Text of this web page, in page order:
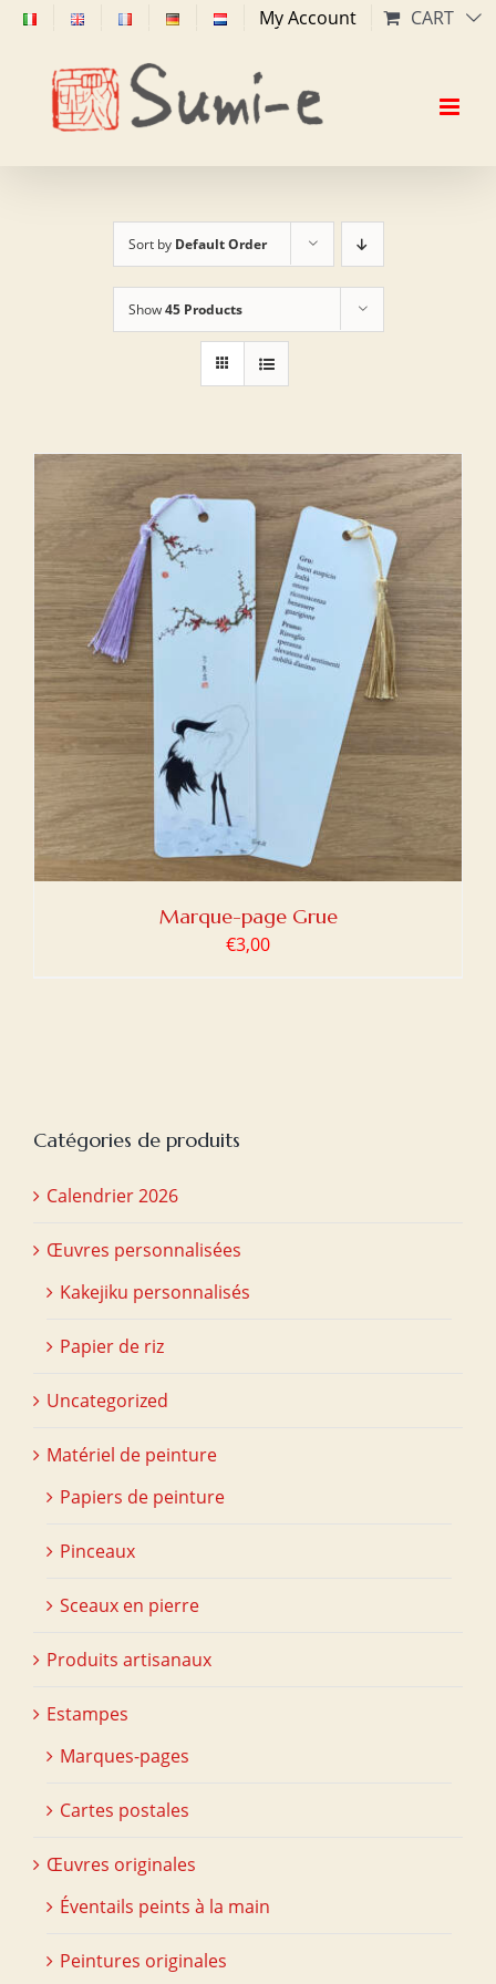
Skip
content
My Account CART
Sort by Default Order
Show45 Products
Marque-page Grue
€3,00
Catégories de produits
Calendrier 2026
Œuvres personnalisées
Kakejiku personnalisés
Papier de riz
Uncategorized
Matériel de peinture
Papiers de peinture
Pinceaux
Sceaux en pierre
Produits artisanaux
Estampes
Marques-pages
Cartes postales
Œuvres originales
Éventails peints à la main
Peintures originales